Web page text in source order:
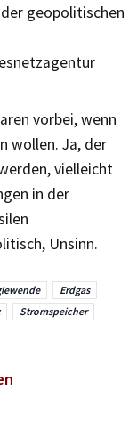
geopolitischen
vorbei, wenn
wollen. Ja, der
vielleicht
in der
Unsinn.
Erdgas
Stromspeicher